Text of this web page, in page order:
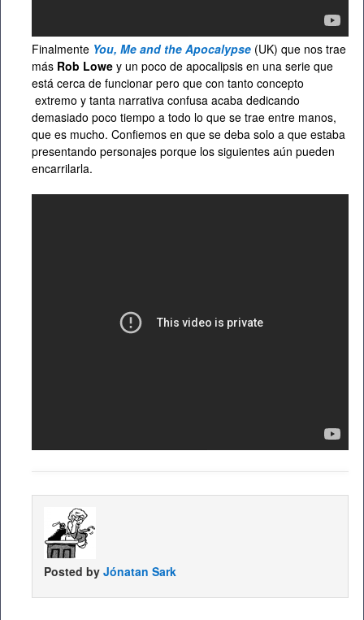
Finalmente You, Me and the Apocalypse (UK) que nos trae
más Rob Lowe y un poco de apocalipsis en una serie que
está cerca de funcionar pero que con tanto concepto
extremo y tanta narrativa confusa acaba dedicando
demasiado poco tiempo a todo lo que se trae entre manos,
que es mucho. Confiemos en que se deba solo a que estaba
presentando personajes porque los siguientes aún pueden
encarrilarla.
Posted by Jónatan Sark